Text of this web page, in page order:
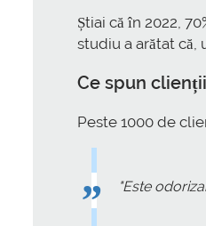
Știai că în 2022,
studiu a arătat că,
Ce spun
Peste 1000 de
"Este